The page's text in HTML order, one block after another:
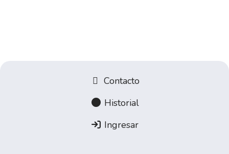
Contacto
Historial
Ingresar